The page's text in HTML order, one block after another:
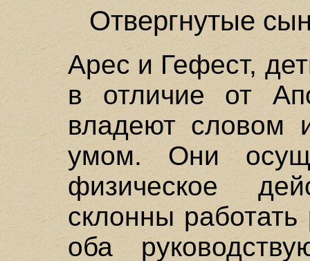
Отвергнутые
Арес и Гефест,
в отличие от
владеют словом
умом. Они
физическое
склонны
оба